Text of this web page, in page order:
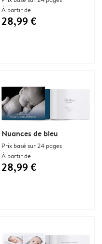
À partir de
28,99 €
Nuances de bleu
Prix basé sur 24 pages
À partir de
28,99 €